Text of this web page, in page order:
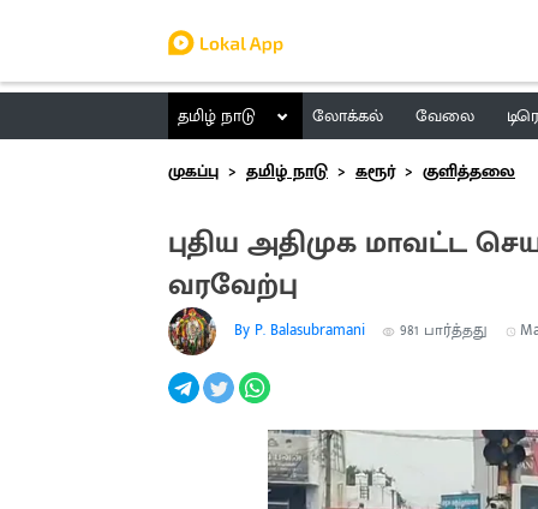
தமிழ் நாடு லோக்கல் வேலை
முகப்பு
தமிழ் நாடு கரூர் குளித்தலை
புதிய அதிமுக மாவட்ட
வரவேற்பு
By P. Balasubramani 981 பார்த்தது